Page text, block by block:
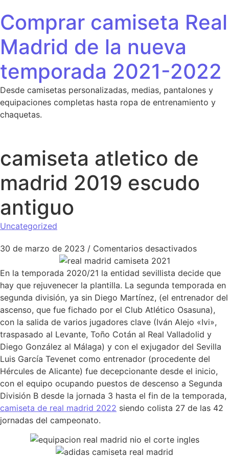
Comprar camiseta Real
Madrid de la nueva
temporada 2021-2022
Desde camisetas personalizadas, medias, pantalones y
equipaciones completas hasta ropa de entrenamiento y
chaquetas.
camiseta atletico de
madrid 2019 escudo
antiguo
Uncategorized
30 de marzo de 2023 / Comentarios desactivadosen
En la temporada 2020/21 la entidad sevillista decide que
hay que rejuvenecer la plantilla. La segunda temporada en
segunda división, ya sin Diego Martínez, (el entrenador del
ascenso, que fue fichado por el Club Atlético Osasuna),
con la salida de varios jugadores clave (Iván Alejo «Ivi»,
traspasado al Levante, Toño Cotán al Real Valladolid y
Diego González al Málaga) y con el exjugador del Sevilla
Luis García Tevenet como entrenador (procedente del
Hércules de Alicante) fue decepcionante desde el inicio,
con el equipo ocupando puestos de descenso a Segunda
División B desde la jornada 3 hasta el fin de la temporada,
camiseta de real madrid 2022 siendo colista 27 de las 42
jornadas del campeonato.